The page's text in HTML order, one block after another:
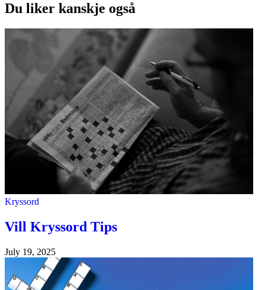
Du liker kanskje også
Kryssord
Vill Kryssord Tips
July 19, 2025